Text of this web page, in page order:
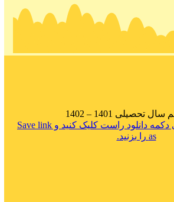
تحصیلی 1401 – 1402
جهت ذخیره فایل روی دکمه دانلود راست کلیک کنید و Save link
as را بزنید.